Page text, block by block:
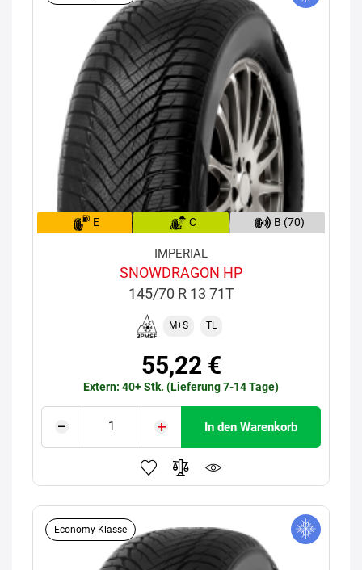
E C B (70)
IMPERIAL
SNOWDRAGON HP
145/70 R 13 71T
M+S TL
55,22 €
Extern: 40+ Stk. (Lieferung 7-14 Tage)
In den Warenkorb
Economy-Klasse